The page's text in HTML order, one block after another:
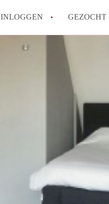
INLOGGEN GEZOCHT
Wat is het
Amsterdam?
Wat zijn de
Wat zijn de
betekent dit voor jou
Wat is een
Waarom geen
Alle veelgestelde vragen